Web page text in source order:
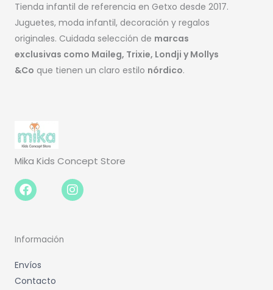
Tienda infantil de referencia en Getxo desde 2017.
Juguetes, moda infantil, decoración y regalos
originales. Cuidada selección de marcas
exclusivas como Maileg, Trixie, Londji y Mollys
&Co que tienen un claro estilo nórdico.
Mika Kids Concept Store
Facebook-
f
Instagram
Información
Envíos
Contacto